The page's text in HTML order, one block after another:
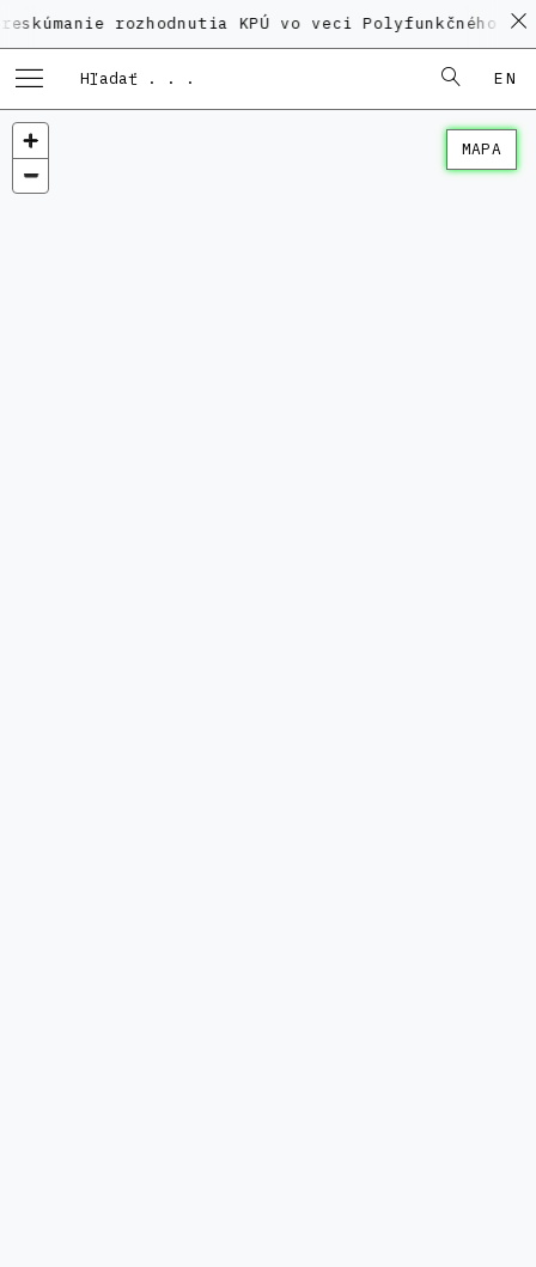
rozhodnutia KPÚ vo veci Polyfunkčného domu na
EN
MAPA